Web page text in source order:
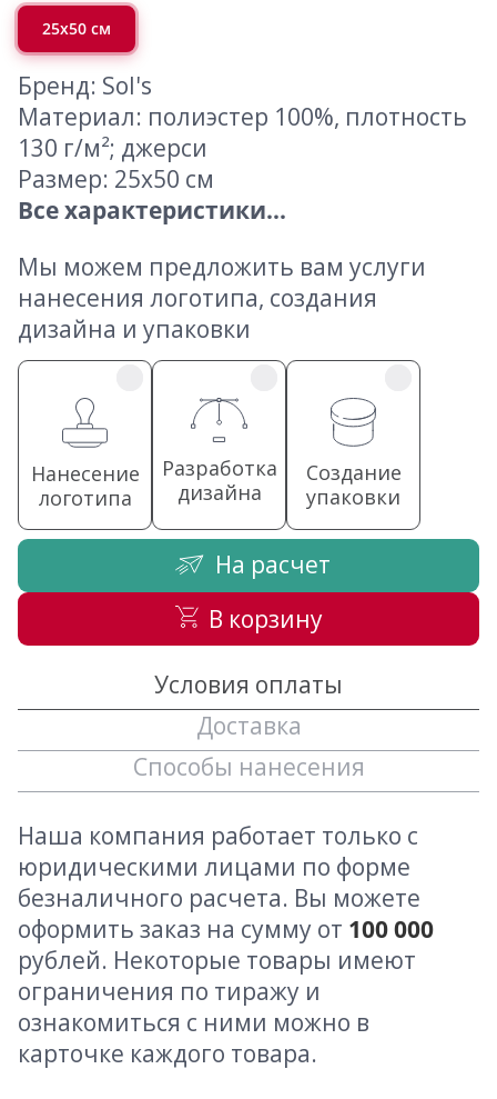
25x50 см
Бренд: Sol's
Материал: полиэстер 100%, плотность
130 г/м²; джерси
Размер: 25x50 см
Все характеристики...
Мы можем предложить вам услуги
нанесения логотипа, создания
дизайна и упаковки
Нанесение
логотипа
Разработка
дизайна
Создание
упаковки
На расчет
В корзину
Условия оплаты
Доставка
Способы нанесения
Наша компания работает только с
юридическими лицами по форме
безналичного расчета. Вы можете
оформить заказ на сумму от 100 000
рублей. Некоторые товары имеют
ограничения по тиражу и
ознакомиться с ними можно в
карточке каждого товара.